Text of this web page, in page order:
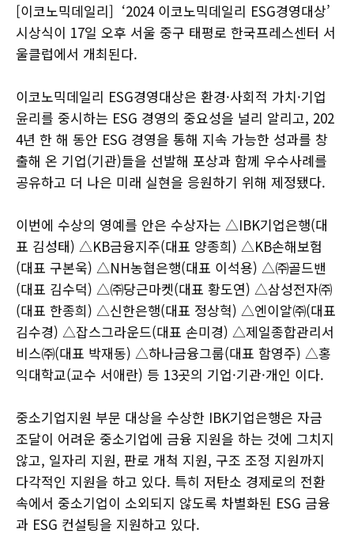
[이코노믹데일리] ‘2024 이코노믹데일리 ESG경영대상’
시상식이 17일 오후 서울 중구 태평로 한국프레스센터 서
울클럽에서 개최된다.
이코노믹데일리 ESG경영대상은 환경·사회적 가치·기업
윤리를 중시하는 ESG 경영의 중요성을 널리 알리고, 202
4년 한 해 동안 ESG 경영을 통해 지속 가능한 성과를 창
출해 온 기업(기관)들을 선발해 포상과 함께 우수사례를
공유하고 더 나은 미래 실현을 응원하기 위해 제정됐다.
이번에 수상의 영예를 안은 수상자는 △IBK기업은행(대
표 김성태) △KB금융지주(대표 양종희) △KB손해보험
(대표 구본욱) △NH농협은행(대표 이석용) △㈜골드밴
(대표 김수덕) △㈜당근마켓(대표 황도연) △삼성전자㈜
(대표 한종희) △신한은행(대표 정상혁) △엔이알㈜(대표
김수경) △잡스그라운드(대표 손미경) △제일종합관리서
비스㈜(대표 박재동) △하나금융그룹(대표 함영주) △홍
익대학교(교수 서애란) 등 13곳의 기업·기관·개인 이다.
중소기업지원 부문 대상을 수상한 IBK기업은행은 자금
조달이 어려운 중소기업에 금융 지원을 하는 것에 그치지
않고, 일자리 지원, 판로 개척 지원, 구조 조정 지원까지
다각적인 지원을 하고 있다. 특히 저탄소 경제로의 전환
속에서 중소기업이 소외되지 않도록 차별화된 ESG 금융
과 ESG 컨설팅을 지원하고 있다.